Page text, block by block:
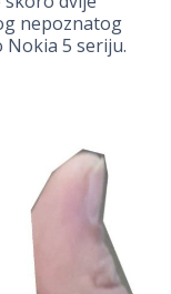
nepoznatog
5 seriju.